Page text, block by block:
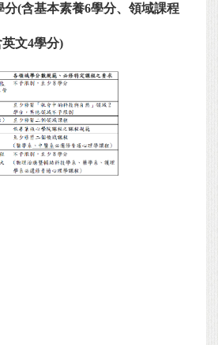
分(含基本素養6學分、領域課程
英文4學分)